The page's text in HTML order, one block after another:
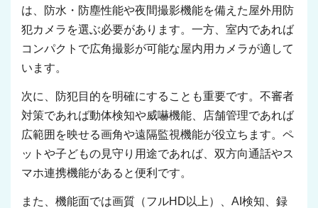
は、防水・防塵性能や夜間撮影機能を備えた屋外用防
犯カメラを選ぶ必要があります。一方、室内であれば
コンパクトで広角撮影が可能な屋内用カメラが適して
います。
次に、防犯目的を明確にすることも重要です。不審者
対策であれば動体検知や威嚇機能、店舗管理であれば
広範囲を映せる画角や遠隔監視機能が役立ちます。ペ
ットや子どもの見守り用途であれば、双方向通話やス
マホ連携機能があると便利です。
また、機能面では画質（フルHD以上）、AI検知、録